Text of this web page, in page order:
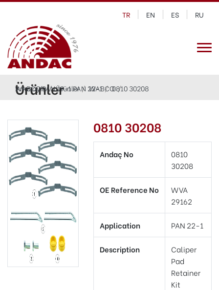
TR EN ES RU
Ürünler
Anasayfa Ürünler WABCO
WABCO PAN 19-1 PAN 22-1 0810 30208
0810 30208
Andaç No
0810
30208
OE Reference No
WVA
29162
Application PAN 22-1
Description
Caliper
Pad
Retainer
Kit